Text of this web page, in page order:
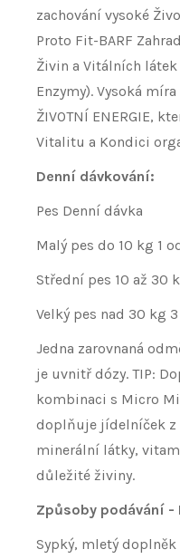
zachování vysoké
Proto Fit-BARF
Živin a Vitálních
Enzymy). Vysoká
ŽIVOTNÍ ENERGIE,
Vitalitu a Kondici
Denní dávkování:
Pes Denní dávka
Malý pes do 10 kg 1
Střední pes 10 až 30
Velký pes nad 30 kg
Jedna zarovnaná
je uvnitř dózy. TIP:
kombinaci s Micro
doplňuje jídelníček z
minerální látky,
důležité živiny.
Způsoby podávání -
Sypký, mletý doplněk